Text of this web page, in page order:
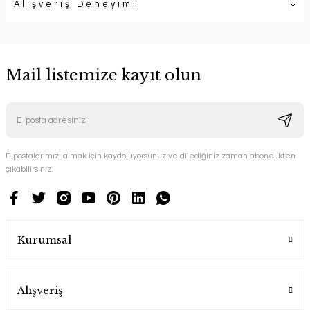
Alışveriş Deneyimi
Mail listemize kayıt olun
E-postalarımızı almak için kaydoluyorsunuz ve dilediğiniz zaman abonelikten
çıkabilirsiniz.
Kurumsal
Alışveriş